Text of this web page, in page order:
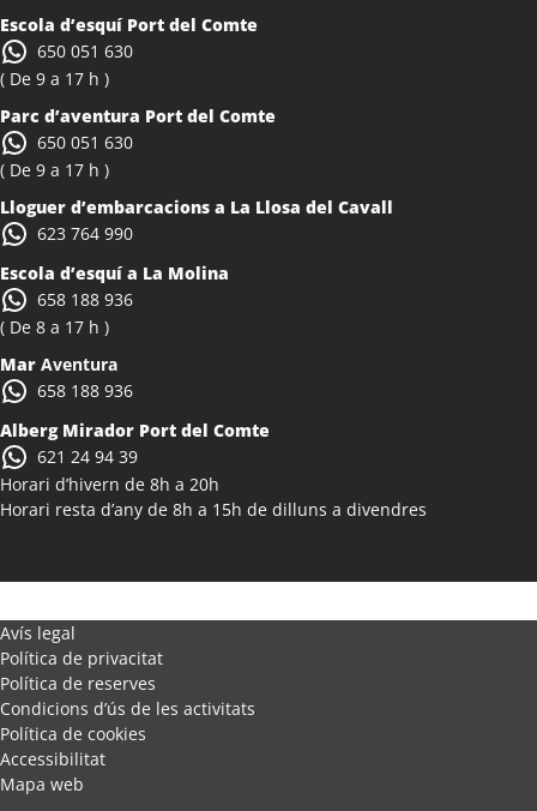
Colònies Escolars Albocàsser
Activitats Teambuilding Empreses Albons
Colònies Escolars Albons
Activitats Teambuilding Empreses Alcalà de Xivert
Colònies Escolars Alcalà de Xivert
Activitats Família Amics Alcanar
Colònies Escolars Alcanar
Activitats Família Amics Alcanó
Activitats Teambuilding Empreses Alcarràs
Activitats Família Amics Alcarràs
Colònies Escolars Alcarràs
Activitats Teambuilding Empreses Alcora
Activitats Família Amics Alcora
Colònies Escolars Alcora
Activitats Teambuilding Empreses Alcover
Activitats Família Amics Alcover
Colònies Escolars Alcover
Escola d’esquí Port del Comte
650 051 630
( De 9 a 17 h )
Parc d’aventura Port del Comte
650 051 630
( De 9 a 17 h )
Lloguer d’embarcacions a La Llosa del Cavall
623 764 990
Escola d’esquí a La Molina
658 188 936
( De 8 a 17 h )
Mar Aventura
658 188 936
Alberg Mirador Port del Comte
621 24 94 39
Horari d’hivern de 8h a 20h
Horari resta d’any de 8h a 15h de dilluns a divendres
Avís legal
Política de privacitat
Política de reserves
Condicions d’ús de les activitats
Política de cookies
Accessibilitat
Mapa web